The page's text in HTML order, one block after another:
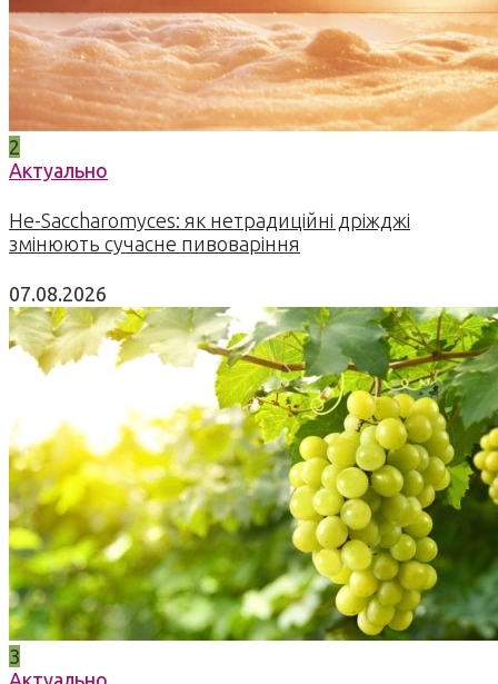
2
Актуально
Не-Saccharomyces: як нетрадиційні дріжджі
змінюють сучасне пивоваріння
07.08.2026
3
Актуально